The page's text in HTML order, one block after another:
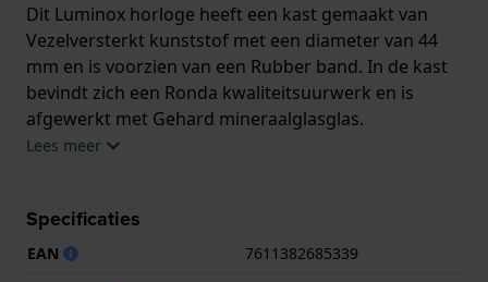
Dit Luminox horloge heeft een kast gemaakt van
Vezelversterkt kunststof met een diameter van 44
mm en is voorzien van een Rubber band. In de kast
bevindt zich een Ronda kwaliteitsuurwerk en is
afgewerkt met Gehard mineraalglasglas.
horloge geleverd met 2 jaar garantie.
Lees meer
Specificaties
EAN
7611382685339